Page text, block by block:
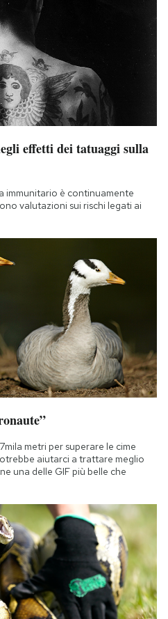
effetti dei tatuaggi sulla
immunitario è continuamente
valutazioni sui rischi legati ai
metri per superare le cime
aiutarci a trattare meglio
una delle GIF più belle che